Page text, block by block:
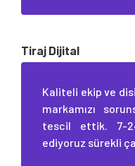
Tiraj Dijital
Kaliteli ekip ve
markamızı
tescil ettik. 7-
ediyoruz sürekli